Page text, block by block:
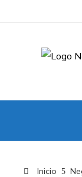
Inicio